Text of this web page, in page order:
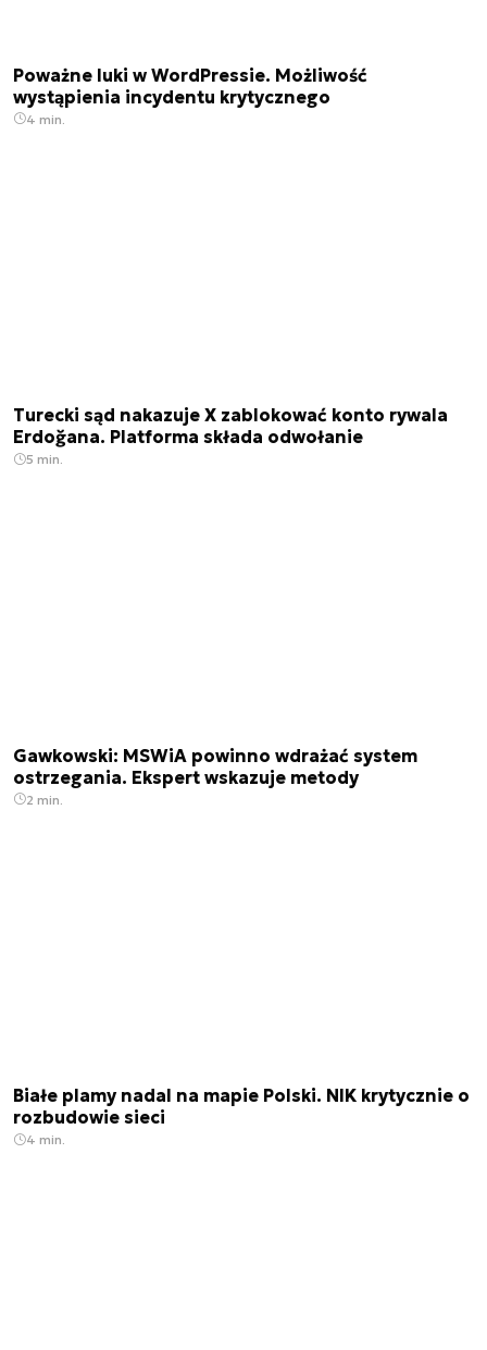
Poważne luki w WordPressie. Możliwość
wystąpienia incydentu krytycznego
4 min.
Turecki sąd nakazuje X zablokować konto rywala
Erdoğana. Platforma składa odwołanie
5 min.
Gawkowski: MSWiA powinno wdrażać system
ostrzegania. Ekspert wskazuje metody
2 min.
Białe plamy nadal na mapie Polski. NIK krytycznie o
rozbudowie sieci
4 min.